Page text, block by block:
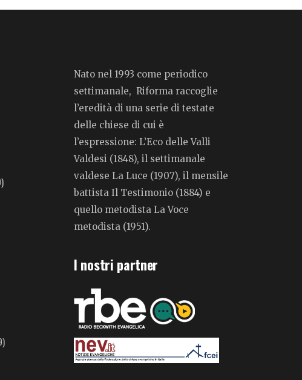
Nato nel 1993 come periodico
settimanale, Riforma raccoglie
l’eredità di una serie di testate
delle chiese di cui è
l’espressione: L’Eco delle Valli
Valdesi (1848), il settimanale
valdese La Luce (1907), il mensile
battista Il Testimonio (1884) e
quello metodista La Voce
metodista (1951).
I nostri partner